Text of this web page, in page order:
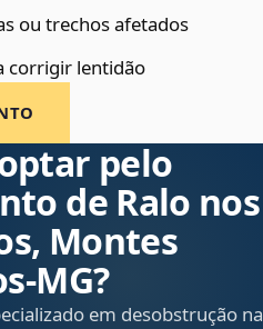
ou trechos afetados
corrigir lentidão
pelo
de Ralo nos
Montes
em desobstrução na